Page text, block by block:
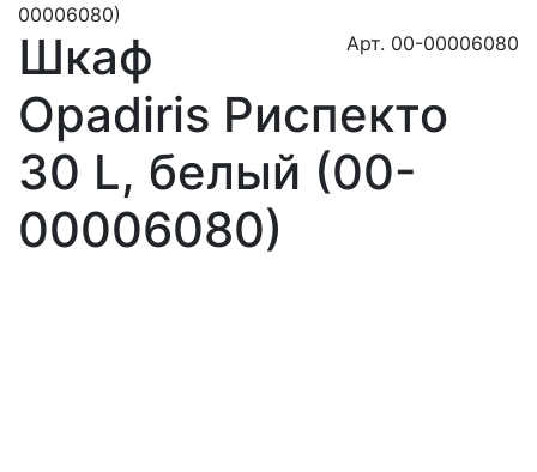
00006080)
Арт. 00-00006080
Шкаф
Opadiris Риспекто
30 L, белый (00-
00006080)